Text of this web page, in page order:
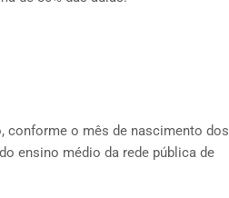
conforme o mês de nascimento dos
ensino médio da rede pública de